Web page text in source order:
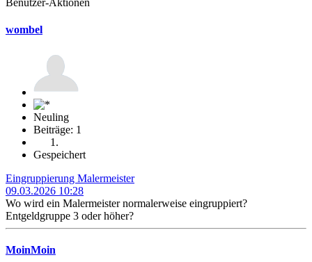
wombel
Neuling
Beiträge: 1
Gespeichert
Eingruppierung Malermeister
09.03.2026 10:28
Wo wird ein Malermeister normalerweise eingruppiert?
Entgeldgruppe 3 oder höher?
MoinMoin